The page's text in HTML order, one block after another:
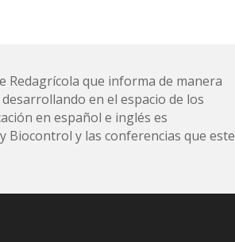
Redagrícola que informa de manera
en el espacio de los
en español e inglés es
Biocontrol y las conferencias que este